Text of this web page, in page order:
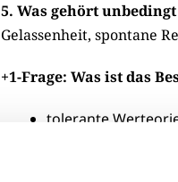
5. Was gehört
Gelassenheit, spontane
+1-Frage: Was ist das
tolerante